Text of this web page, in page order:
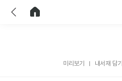
미리보기 내서재 담기